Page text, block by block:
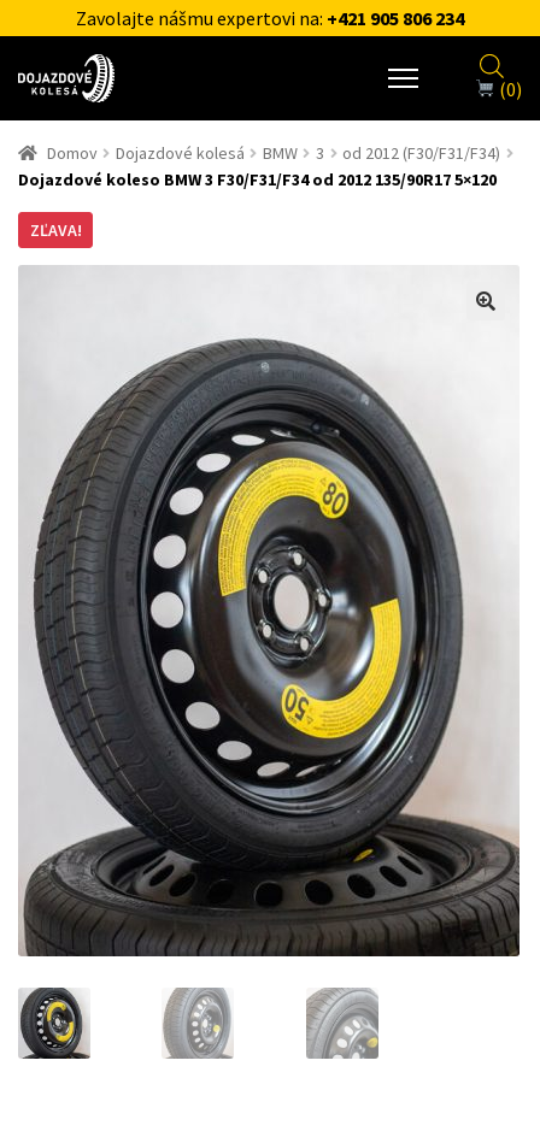
Zavolajte nášmu expertovi na: +421 905 806 234
(0)
Domov Dojazdové kolesá BMW 3
od 2012 (F30/F31/F34)
Dojazdové koleso BMW 3 F30/F31/F34 od 2012 135/90R17 5×120
ZĽAVA!